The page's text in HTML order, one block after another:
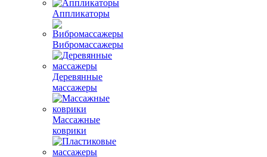
Аппликаторы
Вибромассажеры
Деревянные
массажеры
Массажные
коврики